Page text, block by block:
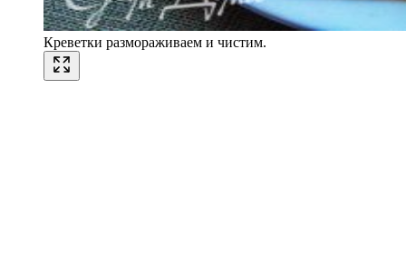
Креветки размораживаем и чистим.